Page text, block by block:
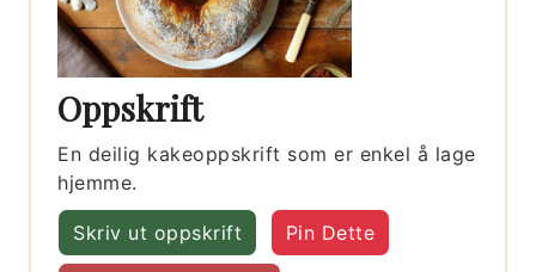
Oppskrift
En deilig kakeoppskrift som er enkel å lage
hjemme.
Skriv ut oppskrift Pin Dette